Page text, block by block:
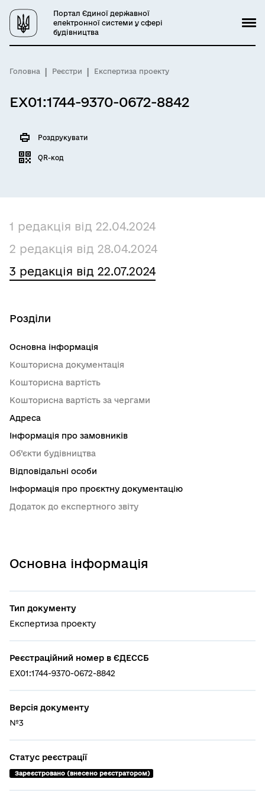
Портал Єдиної державної
електронної системи у сфері
будівництва
Головна Реєстри Експертиза проекту
EX01:1744-9370-0672-8842
Роздрукувати
QR-код
1 редакція від 22.04.2024
2 редакція від 28.04.2024
3 редакція від 22.07.2024
Основна інформація
Тип документу
Експертиза проекту
Реєстраційний номер в ЄДЕССБ
EX01:1744-9370-0672-8842
Версія документу
№3
Статус реєстрації
Зареєстровано (внесено реєстратором)
Розділи
Основна інформація
Кошторисна документація
Кошторисна вартість
Кошторисна вартість за чергами
Адреса
Інформація про замовників
Об’єкти будівництва
Відповідальні особи
Інформація про проєктну документацію
Додаток до експертного звіту